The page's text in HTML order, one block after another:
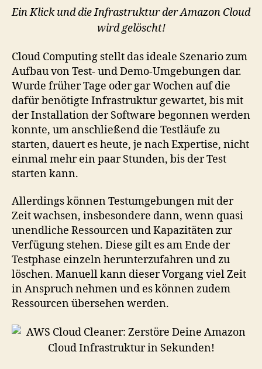
Ein Klick und die Infrastruktur der Amazon Cloud
wird gelöscht!
Cloud Computing stellt das ideale Szenario zum
Aufbau von Test- und Demo-Umgebungen dar.
Wurde früher Tage oder gar Wochen auf die
dafür benötigte Infrastruktur gewartet, bis mit
der Installation der Software begonnen werden
konnte, um anschließend die Testläufe zu
starten, dauert es heute, je nach Expertise, nicht
einmal mehr ein paar Stunden, bis der Test
starten kann.
Allerdings können Testumgebungen mit der
Zeit wachsen, insbesondere dann, wenn quasi
unendliche Ressourcen und Kapazitäten zur
Verfügung stehen. Diese gilt es am Ende der
Testphase einzeln herunterzufahren und zu
löschen. Manuell kann dieser Vorgang viel Zeit
in Anspruch nehmen und es können zudem
Ressourcen übersehen werden.